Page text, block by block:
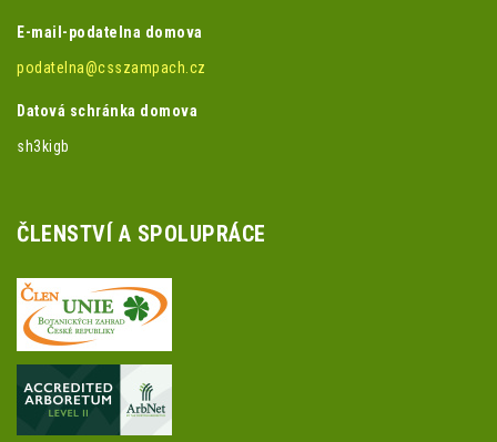
E-mail-podatelna domova
podatelna@csszampach.cz
Datová schránka domova
sh3kigb
ČLENSTVÍ A SPOLUPRÁCE